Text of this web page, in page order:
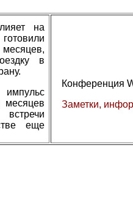
на
в
месяцев
еще
Конференция
Заметки,